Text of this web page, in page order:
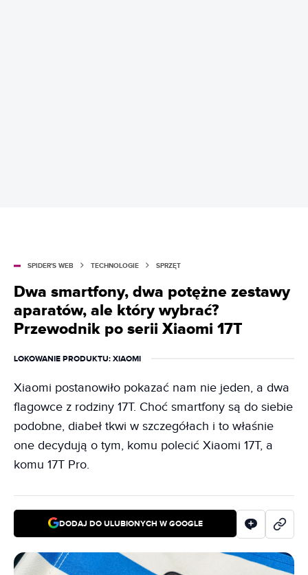
SPIDER'S WEB TECHNOLOGIE SPRZĘT
Dwa smartfony, dwa potężne zestawy
aparatów, ale który wybrać?
Przewodnik po serii Xiaomi 17T
LOKOWANIE PRODUKTU: XIAOMI
Xiaomi postanowiło pokazać nam nie jeden, a dwa
flagowce z rodziny 17T. Choć smartfony są do siebie
podobne, diabeł tkwi w szczegółach i to właśnie
one decydują o tym, komu polecić Xiaomi 17T, a
komu 17T Pro.
DODAJ DO ULUBIONYCH W GOOGLE